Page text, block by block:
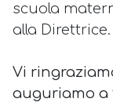
scuola
alla Direttrice.
Vi
auguriamo a